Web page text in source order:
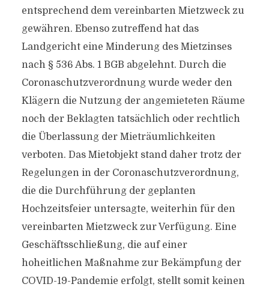
entsprechend dem vereinbarten Mietzweck zu
gewähren. Ebenso zutreffend hat das
Landgericht eine Minderung des Mietzinses
nach § 536 Abs. 1 BGB abgelehnt. Durch die
Coronaschutzverordnung wurde weder den
Klägern die Nutzung der angemieteten Räume
noch der Beklagten tatsächlich oder rechtlich
die Überlassung der Mieträumlichkeiten
verboten. Das Mietobjekt stand daher trotz der
Regelungen in der Coronaschutzverordnung,
die die Durchführung der geplanten
Hochzeitsfeier untersagte, weiterhin für den
vereinbarten Mietzweck zur Verfügung. Eine
Geschäftsschließung, die auf einer
hoheitlichen Maßnahme zur Bekämpfung der
COVID-19-Pandemie erfolgt, stellt somit keinen